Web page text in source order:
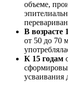
объеме,
В возрасте
от 50 до 70
К 15 годам
усваивания